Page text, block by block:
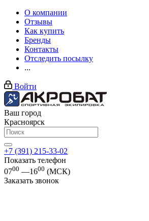
О компании
Отзывы
Как купить
Бренды
Контакты
Отследить посылку
...
Войти
Ваш город
Красноярск
+7 (391) 215-33-02
Показать телефон
0700 —1600 (МСК)
Заказать звонок